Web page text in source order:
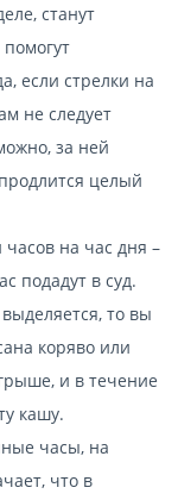
станут
если стрелки на
не следует
за ней
целый
на час дня –
подадут в суд.
то вы
коряво или
и в течение
кашу.
часы, на
что в